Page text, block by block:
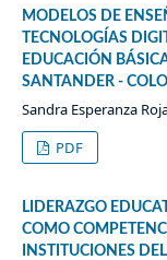
MODELOS DE
TECNOLOGÍAS
EDUCACIÓN
SANTANDER -
Sandra Esperanza
PDF
LIDERAZGO
COMO
INSTITUCIONES